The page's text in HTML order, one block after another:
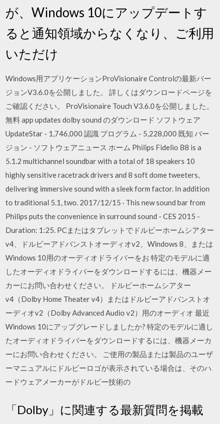
が、Windows 10にアップデートす
ると通知領域からなくなり、ご利用
いただけ
Windows用アプリケーションProVisionaire Controlの最新バー
ジョンV3.6.0を公開しました。 詳しくはダウンロードページを
ご確認ください。 ProVisionaire Touch V3.6.0を公開しました。
無料 app updates dolby sound のダウンロード ソフトウェア
UpdateStar - 1,746,000 認識 プログラム - 5,228,000 既知 バー
ジョン - ソフトウェアニュース ホーム Philips Fidelio B8 is a
5.1.2 multichannel soundbar with a total of 18 speakers 10
highly sensitive racetrack drivers and 8 soft dome tweeters,
delivering immersive sound with a sleek form factor. In addition
to traditional 5.1, two. 2017/12/15 · This new sound bar from
Philips puts the convenience in surround sound - CES 2015 -
Duration: 1:25. PCまたはタブレットでドルビーホームシアター
v4、ドルビーアドバンストオーディオv2、Windows 8、または
Windows 10用のオーディオドライバーをお 特定のモデルに適
したオーディオドライバーをダウンロードするには、機器メー
カーにお問い合わせください。 ドルビーホームシアター
v4（Dolby Home Theater v4）またはドルビーアドバンストオ
ーディオv2（Dolby Advanced Audio v2）用のオーディオ 最近
Windows 10にアップグレードしましたか? 特定のモデルに適し
たオーディオドライバーをダウンロードするには、機器メーカ
ーにお問い合わせください。 ご使用の製品または製品のユーザ
ーマニュアルにドルビーロゴが表示されている場合は、そのハ
ードウェアメーカーがドルビー技術の
「Dolby」に関連する最新質問を掲載